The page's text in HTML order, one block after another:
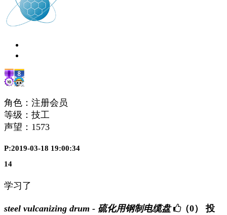
角色：注册会员
等级：技工
声望： 1573
P:2019-03-18 19:00:34
14
学习了
steel vulcanizing drum - 硫化用钢制电缆盘 （0）
投